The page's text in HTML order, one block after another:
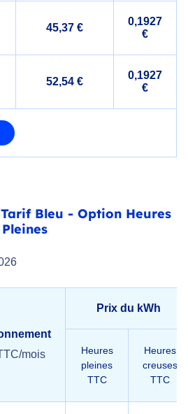
45,37 €
0,1927
€
52,54 €
0,1927
€
Bleu - Option Heures
mois
Prix du kWh
Heures
pleines
TTC
Heures
creuses
TTC